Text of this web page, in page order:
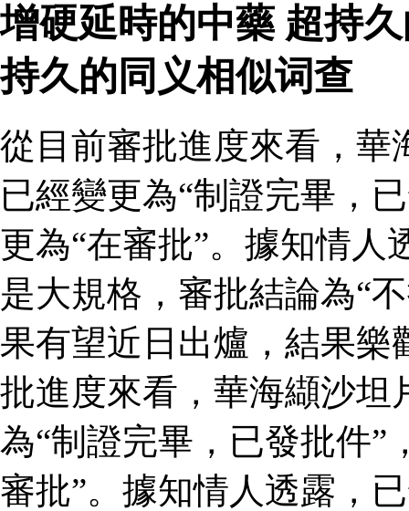
增硬延時的中藥 超持
持久的同义相似词查
從目前審批進度來看，華
已經變更為“制證完畢，
更為“在審批”。據知情
是大規格，審批結論為“
果有望近日出爐，結果樂
批進度來看，華海纈沙坦
為“制證完畢，已發批件”
審批”。據知情人透露，